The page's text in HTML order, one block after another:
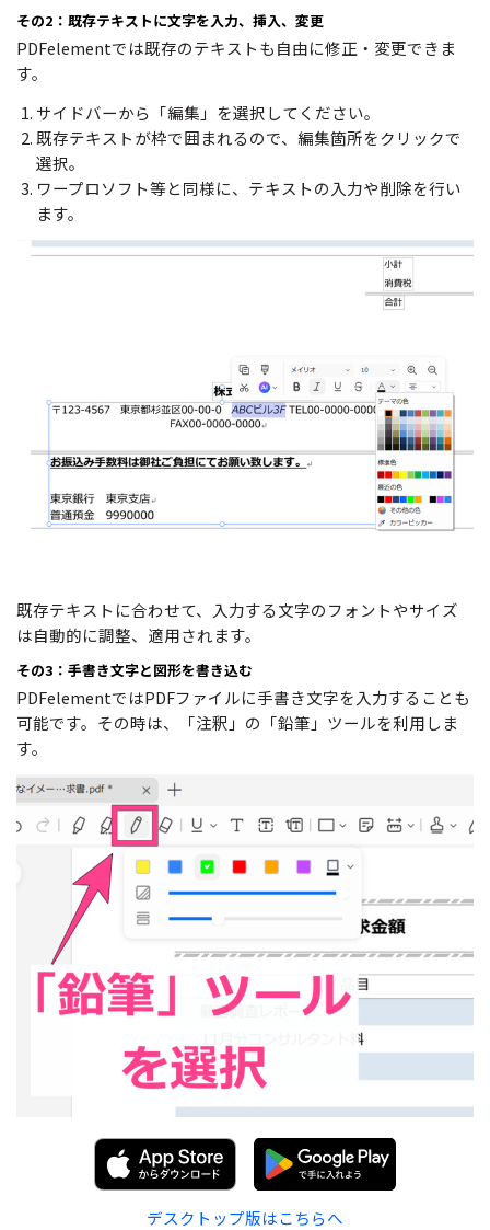
その2：既存テキストに文字を入力、挿入、変更
PDFelementでは既存のテキストも自由に修正・変更できま
す。
サイドバーから「編集」を選択してください。
既存テキストが枠で囲まれるので、編集箇所をクリックで
選択。
ワープロソフト等と同様に、テキストの入力や削除を行い
ます。
既存テキストに合わせて、入力する文字のフォントやサイズ
は自動的に調整、適用されます。
その3：手書き文字と図形を書き込む
PDFelementではPDFファイルに手書き文字を入力することも
可能です。その時は、「注釈」の「鉛筆」ツールを利用しま
す。
デスクトップ版はこちらへ